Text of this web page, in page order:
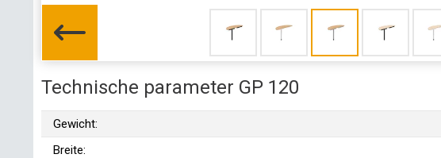
Technische parameter GP 120
Gewicht:
Breite: